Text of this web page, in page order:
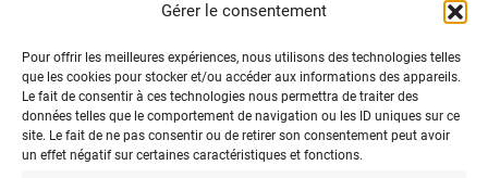
Gérer le consentement
Pour offrir les meilleures expériences, nous utilisons des technologies telles
que les cookies pour stocker et/ou accéder aux informations des appareils.
Le fait de consentir à ces technologies nous permettra de traiter des
données telles que le comportement de navigation ou les ID uniques sur ce
site. Le fait de ne pas consentir ou de retirer son consentement peut avoir
un effet négatif sur certaines caractéristiques et fonctions.
Contact
Partager